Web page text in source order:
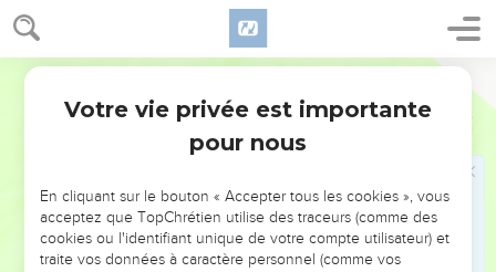
Jean Introduction
L’originalité de l’évangile selon Jean tient encore à sa
présentation du parcours du Seigneur. Celui-ci s’orchestre
autour d’un affrontement de plus en plus intense entre le
Christ et les hommes qui lui sont hostiles. Dès les premières
interventions publiques de Jésus, un tri s’opère parmi ses
auditeurs. Les uns l’écoutent ou le suivent, les autres
assiste à une sorte de « procès » de Jésus intenté par les «
responsables des *Juifs » (ch. 5 à 12). Car celui qui dit être
envoyé pour témoigner de « ce qu’il a vu et entendu »
Votre vie privée est importante
pour nous
En cliquant sur le bouton « Accepter tous les cookies », vous
acceptez que TopChrétien utilise des traceurs (comme des
cookies ou l'identifiant unique de votre compte utilisateur) et
traite vos données à caractère personnel (comme vos